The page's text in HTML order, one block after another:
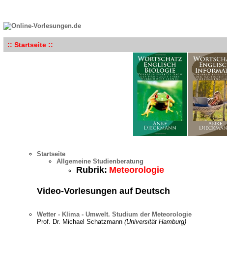
:: Startseite ::
Startseite
Allgemeine Studienberatung
Rubrik: Meteorologie
Video-Vorlesungen auf Deutsch
Wetter - Klima - Umwelt. Studium der Meteorologie
Prof. Dr. Michael Schatzmann (Universität Hamburg)